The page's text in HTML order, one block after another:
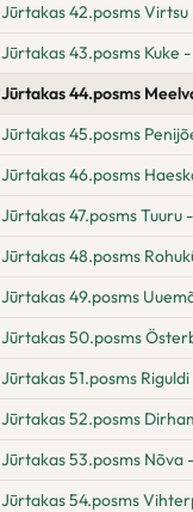
Jūrtakas 42.posms Virtsu
Jūrtakas 43.posms Kuke
Jūrtakas 44.posms
Jūrtakas 45.posms
Jūrtakas 46.posms
Jūrtakas 47.posms Tuuru
Jūrtakas 48.posms
Jūrtakas 49.posms
Jūrtakas 50.posms
Jūrtakas 51.posms
Jūrtakas 52.posms
Jūrtakas 53.posms Nõva
Jūrtakas 54.posms